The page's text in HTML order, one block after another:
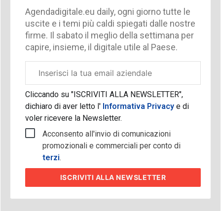
Agendadigitale.eu daily, ogni giorno tutte le
uscite e i temi più caldi spiegati dalle nostre
firme. Il sabato il meglio della settimana per
capire, insieme, il digitale utile al Paese.
aziendale
Cliccando su "ISCRIVITI ALLA NEWSLETTER",
dichiaro di aver letto l'Informativa Privacy e di
voler ricevere la Newsletter.
Acconsento all'invio di comunicazioni
promozionali e commerciali per conto di
terzi.
ISCRIVITI ALLA NEWSLETTER